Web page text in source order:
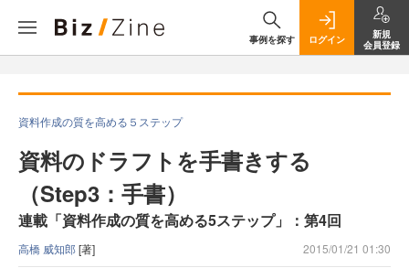
事例を探す ログイン
新規
会員登録
資料作成の質を高める５ステップ
資料のドラフトを手書きする
（Step3：手書）
連載「資料作成の質を高める5ステップ」：第4回
高橋 威知郎[著] 2015/01/21 01:30